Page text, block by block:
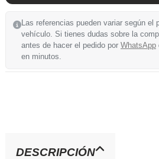
Las referencias pueden variar según el
vehículo. Si tienes dudas sobre la
antes de hacer el pedido por WhatsApp
en minutos.
DESCRIPCIÓN